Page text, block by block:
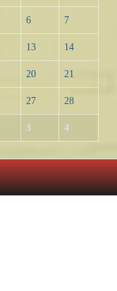
6 7
13 14
20 21
27 28
3 4